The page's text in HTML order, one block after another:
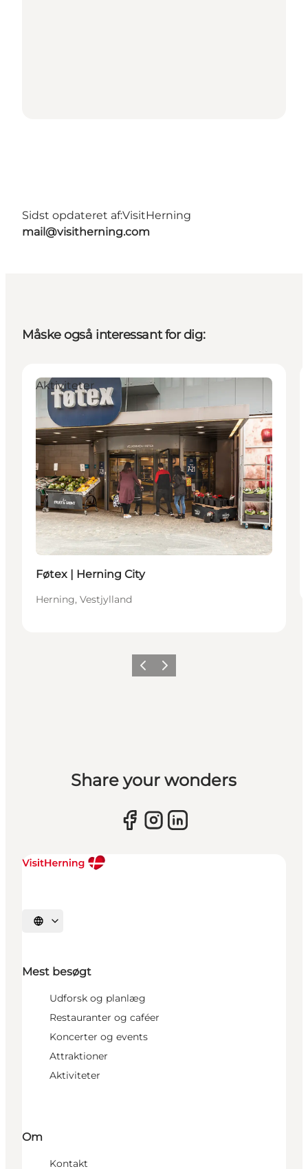
Sidst opdateret af:VisitHerning
mail@visitherning.com
Måske også interessant for dig:
Aktiviteter
Føtex | Herning City
Herning, Vestjylland
Forrige billede
Næste billede
Share your wonders
Vælg sprog
Mest besøgt
Udforsk og planlæg
Restauranter og caféer
Koncerter og events
Attraktioner
Aktiviteter
Om
Kontakt